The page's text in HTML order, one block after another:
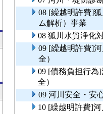
08 [繰越明許費]
ム解析）事業
08 狐川水質浄化
09 [繰越明許費]
全）
09 [債務負担行為
全）
09 河川安全・
10 [繰越明許費]